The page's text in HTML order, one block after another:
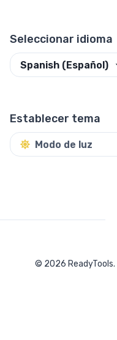
Seleccionar idioma
Spanish (Español)
Establecer tema
Modo de luz
© 2026 ReadyTools.